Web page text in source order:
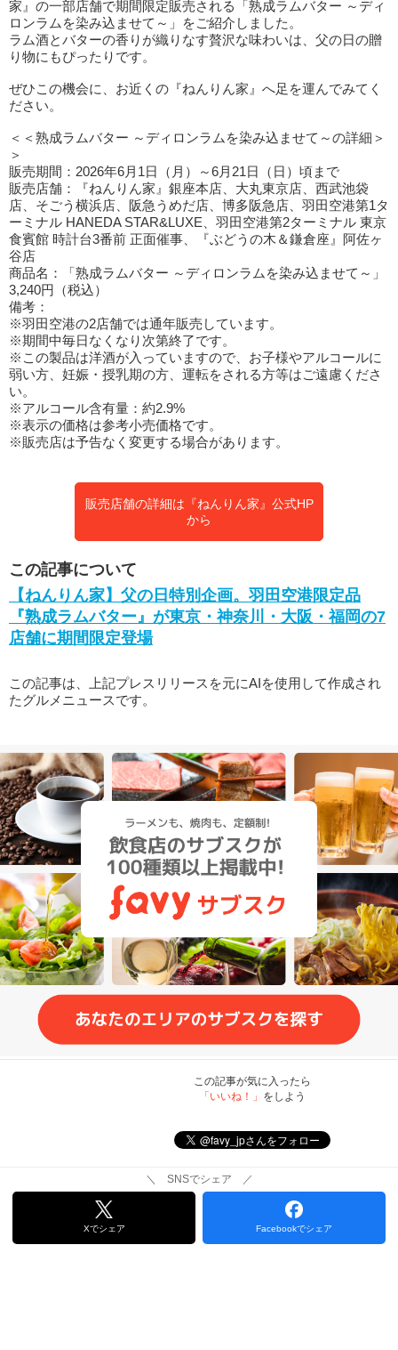
家』の一部店舗で期間限定販売される「熟成ラムバター ～ディ
ロンラムを染み込ませて～」をご紹介しました。
ラム酒とバターの香りが織りなす贅沢な味わいは、父の日の贈
り物にもぴったりです。
ぜひこの機会に、お近くの『ねんりん家』へ足を運んでみてく
ださい。
＜＜熟成ラムバター ～ディロンラムを染み込ませて～の詳細＞
＞
販売期間：2026年6月1日（月）～6月21日（日）頃まで
販売店舗：『ねんりん家』銀座本店、大丸東京店、西武池袋
店、そごう横浜店、阪急うめだ店、博多阪急店、羽田空港第1タ
ーミナル HANEDA STAR&LUXE、羽田空港第2ターミナル 東京
食賓館 時計台3番前 正面催事、『ぶどうの木＆鎌倉座』阿佐ヶ
谷店
商品名：「熟成ラムバター ～ディロンラムを染み込ませて～」
3,240円（税込）
備考：
※羽田空港の2店舗では通年販売しています。
※期間中毎日なくなり次第終了です。
※この製品は洋酒が入っていますので、お子様やアルコールに
弱い方、妊娠・授乳期の方、運転をされる方等はご遠慮くださ
い。
※アルコール含有量：約2.9%
※表示の価格は参考小売価格です。
※販売店は予告なく変更する場合があります。
販売店舗の詳細は『ねんりん家』公式HP
から
この記事について
【ねんりん家】父の日特別企画。羽田空港限定品
『熟成ラムバター』が東京・神奈川・大阪・福岡の7
店舗に期間限定登場
この記事は、上記プレスリリースを元にAIを使用して作成され
たグルメニュースです。
この記事が気に入ったら
「いいね！」 をしよう
＼ SNSでシェア ／
Xでシェア Facebookでシェア